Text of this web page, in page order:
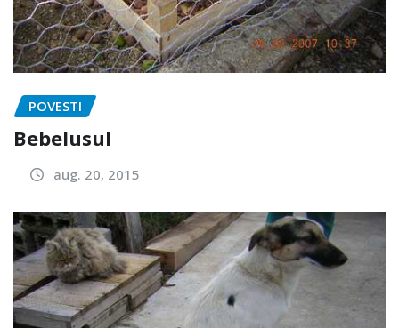
POVESTI
Bebelusul
aug. 20, 2015